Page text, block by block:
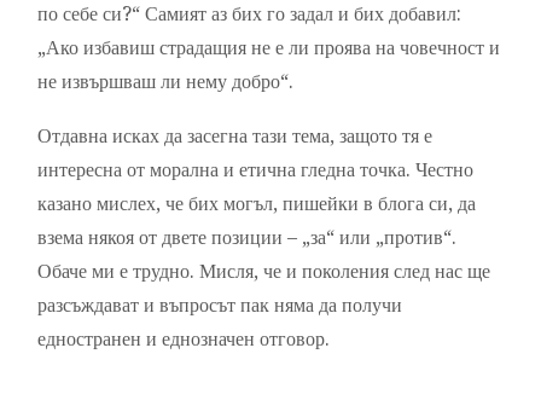
по себе си?“ Самият аз бих го задал и бих добавил:
„Ако избавиш страдащия не е ли проява на човечност и
не извършваш ли нему добро“.
Отдавна исках да засегна тази тема, защото тя е
интересна от морална и етична гледна точка. Честно
казано мислех, че бих могъл, пишейки в блога си, да
взема някоя от двете позиции – „за“ или „против“.
Обаче ми е трудно. Мисля, че и поколения след нас ще
разсъждават и въпросът пак няма да получи
едностранен и еднозначен отговор.